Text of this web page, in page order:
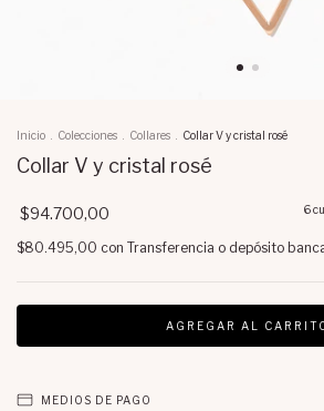
Inicio Colecciones Collares Collar V y cristal rosé
Collar V y cristal rosé
$94.700,00 6
$80.495,00 con Transferencia o depósito
MEDIOS DE PAGO